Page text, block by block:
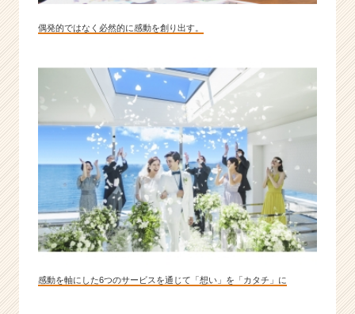
偶発的ではなく必然的に感動を創り出す。
感動を軸にした6つのサービスを通じて「想い」を「カタチ」に